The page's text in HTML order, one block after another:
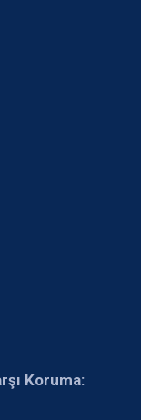
Koruma: